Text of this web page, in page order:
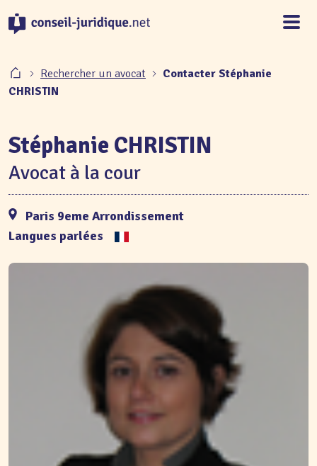
Rechercher un avocat
Contacter Stéphanie
CHRISTIN
Stéphanie CHRISTIN
Avocat à la cour
Paris 9eme Arrondissement
Langues parlées